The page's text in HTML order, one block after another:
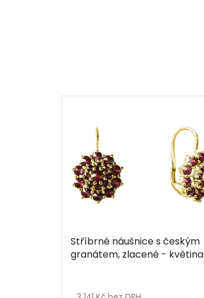
Stříbrné náušnice s českým
granátem, zlacené - květina